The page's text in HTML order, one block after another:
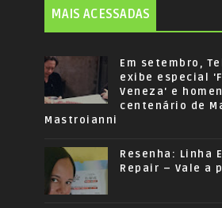
MAIS ACESSADAS
Em setembro,
exibe especial
Veneza' e
centenário de
Mastroianni
Resenha: Linha
Repair – Vale a